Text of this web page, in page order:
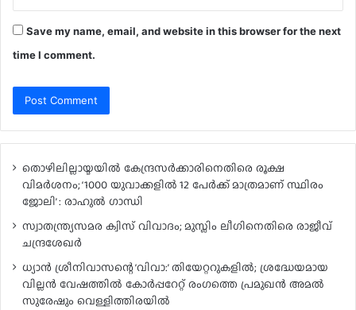
Save my name, email, and website in this browser for the next
time I comment.
തൊഴിലില്ലായ്മയിൽ കേന്ദ്രസർക്കാരിനെതിരെ രൂക്ഷ
വിമർശനം; ‘1000 യുവാക്കളിൽ 12 പേർക്ക് മാത്രമാണ് സ്ഥിരം
ജോലി’ : രാഹുൽ ഗാന്ധി
സ്വാതന്ത്ര്യസമര ക്വിസ് വിവാദം; മുസ്ലിം ലീഗിനെതിരെ രാജീവ്
ചന്ദ്രശേഖർ
ധ്യാൻ ശ്രീനിവാസന്റെ ‘വിവാ:’ തിയേറ്ററുകളിൽ; ശ്രദ്ധേയമായ
വില്ലൻ വേഷത്തിൽ കോർപ്പറേറ്റ് രംഗത്തെ പ്രമുഖൻ അമൽ
സുരേഷും വെള്ളിത്തിരയിൽ